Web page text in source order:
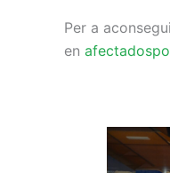
Per a
en